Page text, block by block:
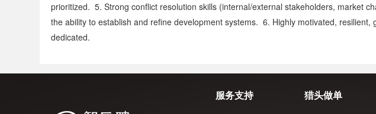
prioritized. 5. Strong conflict resolution skills (internal/external stakeholders, market
the ability to establish and refine development systems. 6. Highly motivated, resilient,
dedicated.
服务支持 猎头做单